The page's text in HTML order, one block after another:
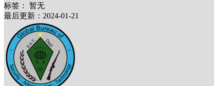
标签：
暂无
最后更新：2024-01-21